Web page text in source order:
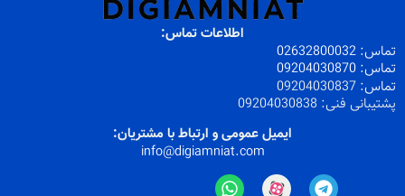
اطلاعات تماس:
تماس:
02632800032
تماس: 09204030870
تماس: 09204030837
پشتیبانی فنی: 09204030838
ایمیل عمومی و ارتباط با مشتریان:
info@digiamniat.com